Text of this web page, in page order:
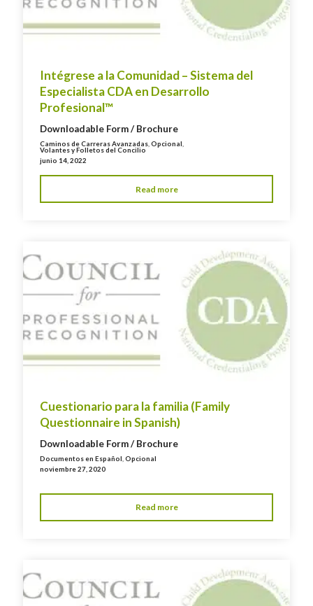
Intégrese a la Comunidad – Sistema del
Especialista CDA en Desarrollo
Profesional™
Downloadable Form / Brochure
Caminos de Carreras Avanzadas ,Opcional
Volantes y Folletos del Concilio
junio 14, 2022
Read more
Cuestionario para la familia (Family
Questionnaire in Spanish)
Downloadable Form / Brochure
Documentos en Español,Opcional
noviembre 27, 2020
Read more